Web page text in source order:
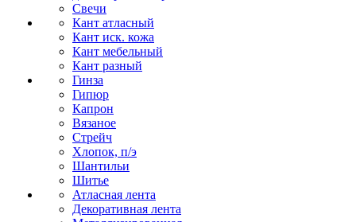
Свечи
Кант атласный
Кант иск. кожа
Кант мебельный
Кант разный
Гинза
Гипюр
Капрон
Вязаное
Стрейч
Хлопок, п/э
Шантильи
Шитье
Атласная лента
Декоративная лента